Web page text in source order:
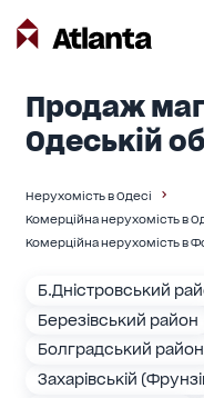
Продаж
Одеській
Нерухомість в Одесі
Комерційна нерухомість в
Комерційна нерухомість в
Б.Дністровський
Березівський район
Болградський район
Захарівській